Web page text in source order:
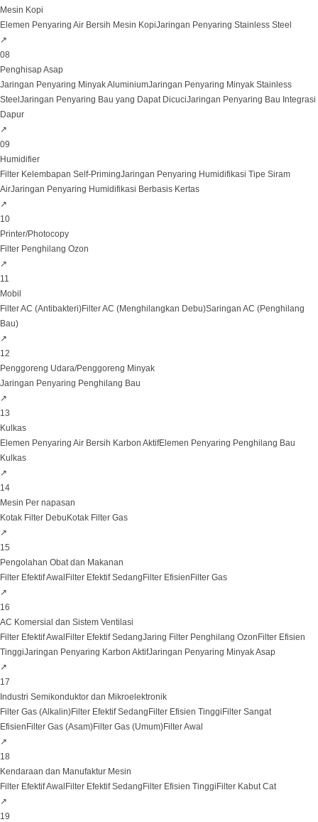
Mesin Kopi
Elemen Penyaring Air Bersih Mesin KopiJaringan Penyaring Stainless Steel
↗
08
Penghisap Asap
Jaringan Penyaring Minyak AluminiumJaringan Penyaring Minyak Stainless
Steel Jaringan Penyaring Bau yang Dapat DicuciJaringan Penyaring Bau Integrasi
Dapur
↗
09
Humidifier
Filter Kelembapan Self-PrimingJaringan Penyaring Humidifikasi Tipe Siram
AirJaringan Penyaring Humidifikasi Berbasis Kertas
↗
10
Printer/Photocopy
Filter Penghilang Ozon
↗
11
Mobil
Filter AC (Antibakteri)Filter AC (Menghilangkan Debu)Saringan AC (Penghilang
Bau)
↗
12
Penggoreng Udara/Penggoreng Minyak
Jaringan Penyaring Penghilang Bau
↗
13
Kulkas
Elemen Penyaring Air Bersih Karbon AktifElemen Penyaring Penghilang Bau
Kulkas
↗
14
Mesin Per napasan
Kotak Filter Debu Kotak Filter Gas
↗
15
Pengolahan Obat dan Makanan
Filter Efektif Awal Filter Efektif Sedang Filter Efisien Filter Gas
↗
16
AC Komersial dan Sistem Ventilasi
Filter Efektif Awal Filter Efektif SedangJaring Filter Penghilang Ozon Filter Efisien
TinggiJaringan Penyaring Karbon AktifJaringan Penyaring Minyak Asap
↗
17
Industri Semikonduktor dan Mikroelektronik
Filter Gas (Alkalin)Filter Efektif Sedang Filter Efisien Tinggi Filter Sangat
Efisien Filter Gas (Asam)Filter Gas (Umum)Filter Awal
↗
18
Kendaraan dan Manufaktur Mesin
Filter Efektif Awal Filter Efektif Sedang Filter Efisien Tinggi Filter Kabut Cat
↗
19